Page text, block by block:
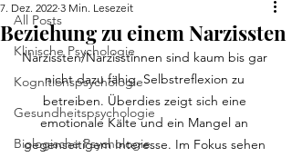
All Posts
Klinische Psychologie
Kognitionspsychologie
Gesundheitspsychologie
Biologische Psychologie
Beziehung zu einem Narzissten
7. Dez. 2022 3 Min. Lesezeit
Narzissten/Narzisstinnen sind kaum bis gar
nicht dazu fähig, Selbstreflexion zu
betreiben. Überdies zeigt sich eine
emotionale Kälte und ein Mangel an
gegenseitigem Interesse. Im Fokus sehen